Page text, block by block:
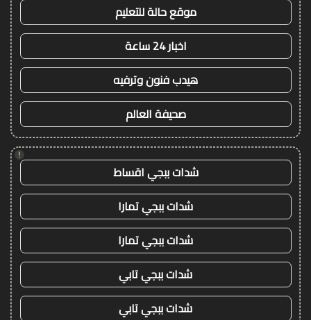
موقع حالة للتعليم
اخبار 24 ساعة
هيدب فنون وترفيه
صحيفة العالم
!
شدات ببجي اقساط
شدات ببجي تمارا
شدات ببجي تمارا
شدات ببجي تابي
شدات ببجي تابي